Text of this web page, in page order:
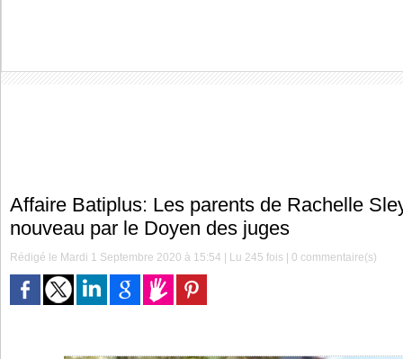
Affaire Batiplus: Les parents de Rachelle
nouveau par le Doyen des juges
Rédigé le Mardi 1 Septembre 2020 à 15:54 | Lu 245 fois |0 commentaire(s)